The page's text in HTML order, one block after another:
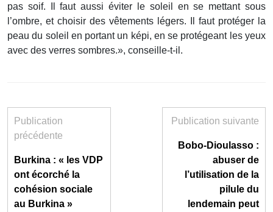
pas soif. Il faut aussi éviter le soleil en se mettant sous
l’ombre, et choisir des vêtements légers. Il faut protéger la
peau du soleil en portant un képi, en se protégeant les yeux
avec des verres sombres.», conseille-t-il.
Publication
précédente
Burkina : « les VDP
ont écorché la
cohésion sociale
au Burkina »
Publication suivante
Bobo-Dioulasso :
abuser de
l’utilisation de la
pilule du
lendemain peut